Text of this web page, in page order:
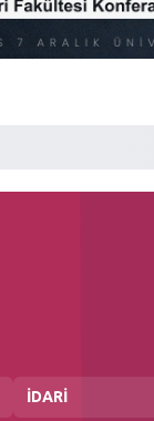
İDARİ